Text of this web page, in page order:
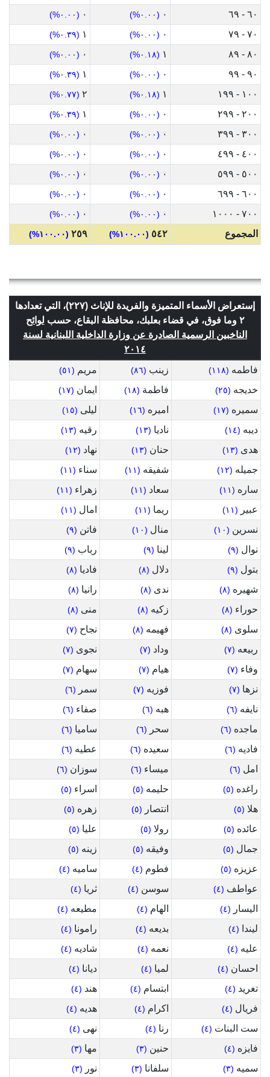
٦٠ - ٦٩ ٠ (٠.٠٠%) ٠ (٠.٠٠%)
٧٠ - ٧٩ ٠ (٠.٠٠%) ١ (٠.٣٩%)
٨٠ - ٨٩ ١ (٠.١٨%) ٠ (٠.٠٠%)
٩٠ - ٩٩ ٠ (٠.٠٠%) ١ (٠.٣٩%)
١٠٠ - ١٩٩ ١ (٠.١٨%) ٢ (٠.٧٧%)
٢٠٠ - ٢٩٩ ٠ (٠.٠٠%) ١ (٠.٣٩%)
٣٠٠ - ٣٩٩ ٠ (٠.٠٠%) ٠ (٠.٠٠%)
٤٠٠ - ٤٩٩ ٠ (٠.٠٠%) ٠ (٠.٠٠%)
٥٠٠ - ٥٩٩ ٠ (٠.٠٠%) ٠ (٠.٠٠%)
٦٠٠ - ٦٩٩ ٠ (٠.٠٠%) ٠ (٠.٠٠%)
٧٠٠ - ١٠٠٠ ٠ (٠.٠٠%) ٠ (٠.٠٠%)
المجموع ٥٤٢ (١٠٠.٠٠%) ٢٥٩ (١٠٠.٠٠%)
إستعراض الأسماء المتميزة والفريدة للإناث (٢٢٧)، التي تعدادها
٢ وما فوق، في قضاء بعلبك، محافظة البقاع، حسب
لوائح
الناخبين الرسمية الصادرة عن وزارة الداخلية اللبنانية لسنة
٢٠١٤
فاطمه (١١٨) زينب (٨٦) مريم (٥١)
خديجه (٢٥) فاطمة (١٨) ايمان (١٧)
سميره (١٧) اميره (١٦) ليلى (١٥)
ديبه (١٤) ناديا (١٣) رقيه (١٣)
هدى (١٣) حنان (١٣) نهاد (١٢)
جميله (١٢) شفيقه (١١) سناء (١١)
ساره (١١) سعاد (١١) زهراء (١١)
عبير (١١) ريما (١١) امال (١١)
نسرين (١٠) منال (١٠) فاتن (٩)
نوال (٩) لينا (٩) رباب (٩)
بتول (٩) دلال (٨) فاديا (٨)
شهيره (٨) ندى (٨) رانيا (٨)
حوراء (٨) زكيه (٨) منى (٨)
سلوى (٨) فهيمه (٨) نجاح (٧)
ربيعه (٧) وداد (٧) نجوى (٧)
وفاء (٧) هيام (٧) سهام (٧)
نزها (٧) فوزيه (٧) سمر (٦)
نايفه (٦) هبه (٦) صفاء (٦)
ماجده (٦) سحر (٦) ساميا (٦)
فاديه (٦) سعيده (٦) عطيه (٦)
امل (٦) ميساء (٦) سوزان (٦)
راغده (٥) حليمه (٥) اسراء (٥)
هلا (٥) انتصار (٥) زهره (٥)
عائده (٥) رولا (٥) عليا (٥)
جمال (٥) وفيقه (٥) زينه (٥)
عزيزه (٥) فطوم (٤) ساميه (٤)
عواطف (٤) سوسن (٤) ثريا (٤)
اليسار (٤) الهام (٤) مطيعه (٤)
ليندا (٤) بديعه (٤) رامونا (٤)
عليه (٤) نعمه (٤) شاديه (٤)
احسان (٤) لميا (٤) ديانا (٤)
تغريد (٤) ابتسام (٤) هند (٤)
فريال (٤) اكرام (٤) هديه (٤)
ست البنات (٤) رنا (٤) نهى (٤)
فايزه (٤) حنين (٣) مها (٣)
سميه (٣) سلفانا (٣) نور (٣)